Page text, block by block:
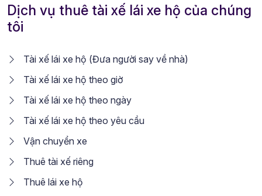
Dịch vụ thuê tài xế lái xe hộ của chúng
tôi
Tài xế lái xe hộ (Đưa người say về nhà)
Tài xế lái xe hộ theo giờ
Tài xế lái xe hộ theo ngày
Tài xế lái xe hộ theo yêu cầu
Vận chuyển xe
Thuê tài xế riêng
Thuê lái xe hộ